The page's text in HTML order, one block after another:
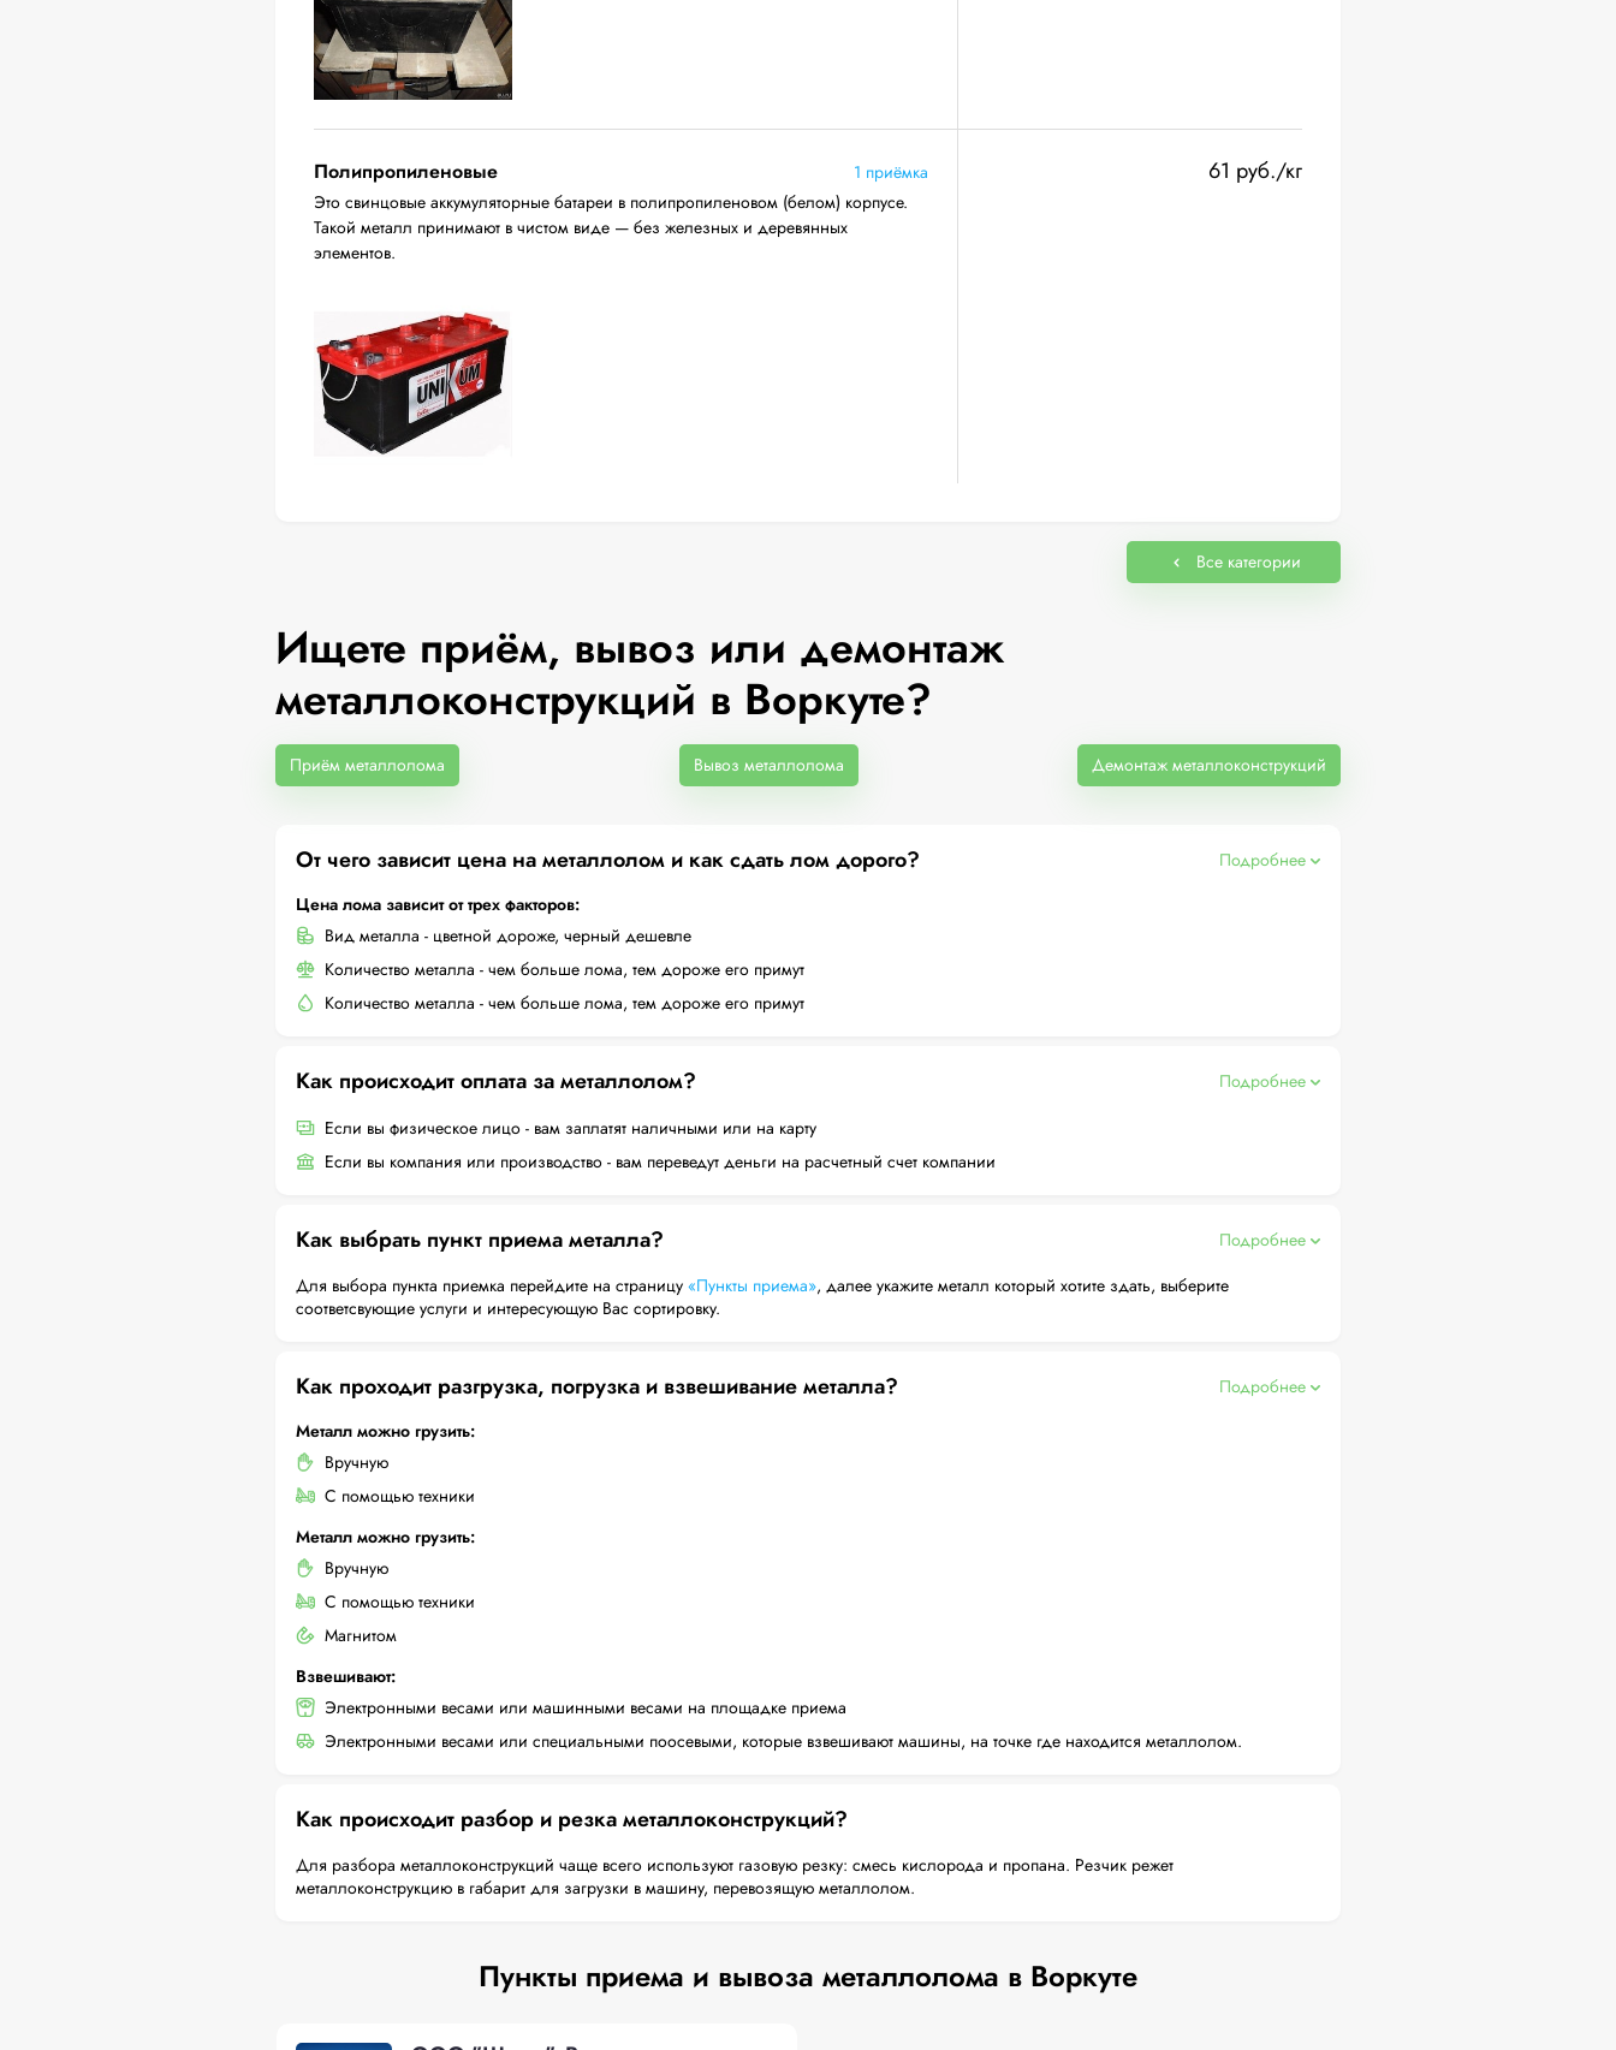
Полипропиленовые
1 приёмка
Это свинцовые аккумуляторные батареи в полипропиленовом (белом) корпусе.
Такой металл принимают в чистом виде — без железных и деревянных
элементов.
61 руб./кг
Все категории
Ищете приём, вывоз или демонтаж
металлоконструкций в Воркуте?
Приём металлолома Вывоз металлолома Демонтаж металлоконструкций
От чего зависит цена на металлолом и как сдать лом дорого?
Подробнее
Цена лома зависит от трех факторов:
Вид металла - цветной дороже, черный дешевле
Количество металла - чем больше лома, тем дороже его примут
Количество металла - чем больше лома, тем дороже его примут
Как происходит оплата за металлолом?
Подробнее
Если вы физическое лицо - вам заплатят наличными или на карту
Если вы компания или производство - вам переведут деньги на расчетный счет компании
Как выбрать пункт приема металла?
Подробнее
Для выбора пункта приемка перейдите на страницу «Пункты приема», далее укажите металл который хотите здать, выберите
соответсвующие услуги и интересующую Вас сортировку.
Как проходит разгрузка, погрузка и взвешивание металла?
Подробнее
Металл можно грузить:
Вручную
С помощью техники
Металл можно грузить:
Вручную
С помощью техники
Магнитом
Взвешивают:
Электронными весами или машинными весами на площадке приема
Электронными весами или специальными поосевыми, которые взвешивают машины, на точке где находится металлолом.
Как происходит разбор и резка металлоконструкций?
Для разбора металлоконструкций чаще всего используют газовую резку: смесь кислорода и пропана. Резчик режет
металлоконструкцию в габарит для загрузки в машину, перевозящую металлолом.
Пункты приема и вывоза металлолома в Воркуте